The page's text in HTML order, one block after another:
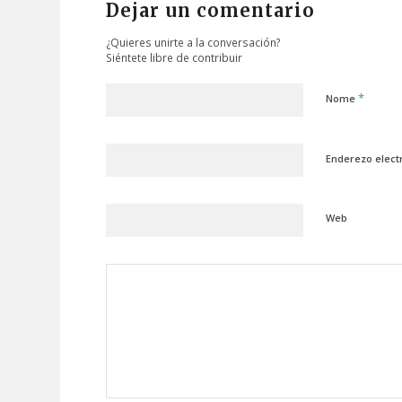
Dejar un comentario
¿Quieres unirte a la conversación?
Siéntete libre de contribuir
Nome *
Enderezo
Web